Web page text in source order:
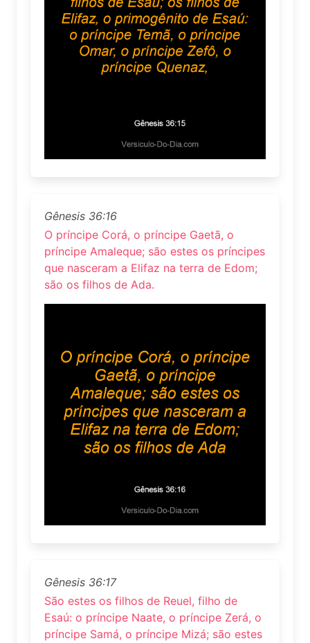
Gênesis 36:16
O príncipe Corá, o príncipe Gaetã, o
príncipe Amaleque; são estes os príncipes
que nasceram a Elifaz na terra de Edom;
são os filhos de Ada.
Gênesis 36:17
São estes os filhos de Reuel, filho de
Esaú: o príncipe Naate, o príncipe Zerá, o
príncipe Samá, o príncipe Mizá; são estes